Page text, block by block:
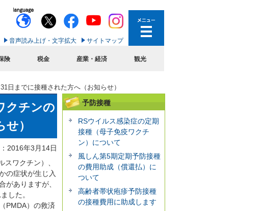
音声読み上げ・文字拡大 サイトマップ
険 税金 産業・経済 観光
日までに接種された方へ（お知らせ）
クチンの
）
2016年3月14日
ワクチン）、
の症状が生じ入
がありますが、
した。
PMDA）の救済
予防接種
RSウイルス感染症の定期
接種（母子免疫ワクチ
ン）について
風しん第5期定期予防接種
の費用助成（償還払）に
ついて
高齢者帯状疱疹予防接種
の接種費用に助成します